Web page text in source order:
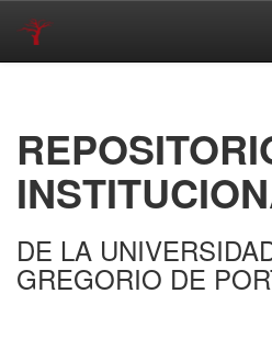
DE LA
GREGORIO DE